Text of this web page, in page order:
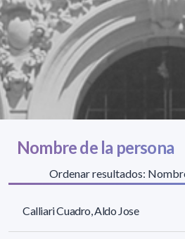
Nombre de la persona
Ordenar resultados:
Calliari Cuadro, Aldo Jose